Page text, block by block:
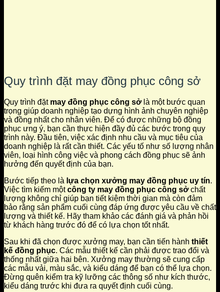
Quy trình đặt may đồng phục công sở
Quy trình đặt may đồng phục công sởlà một bước quan
trọng giúp doanh nghiệp tạo dựng hình ảnh chuyên nghiệp
và đồng nhất cho nhân viên. Để có được những bộ đồng
phục ưng ý, bạn cần thực hiện đầy đủ các bước trong quy
trình này. Đầu tiên, việc xác định nhu cầu và mục tiêu của
doanh nghiệp là rất cần thiết. Các yếu tố như số lượng nhân
viên, loại hình công việc và phong cách đồng phục sẽ ảnh
hưởng đến quyết định của bạn.
Bước tiếp theo là lựa chọn xưởng may đồng phục uy tín.
Việc tìm kiếm mộtcông ty may đồng phục công sởchất
lượng không chỉ giúp bạn tiết kiệm thời gian mà còn đảm
bảo rằng sản phẩm cuối cùng đáp ứng được yêu cầu về chất
lượng và thiết kế. Hãy tham khảo các đánh giá và phản hồi
từ khách hàng trước đó để có lựa chọn tốt nhất.
Sau khi đã chọn được xưởng may, bạn cần tiến hành thiết
kế đồng phục. Các mẫu thiết kế cần phải được trao đổi và
thống nhất giữa hai bên. Xưởng may thường sẽ cung cấp
các mẫu vải, màu sắc, và kiểu dáng để bạn có thể lựa chọn.
Đừng quên kiểm tra kỹ lưỡng các thông số như kích thước,
kiểu dáng trước khi đưa ra quyết định cuối cùng.